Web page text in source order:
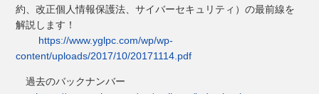
約、改正個人情報保護法、サイバーセキュリティ）の最前線を
解説します！
https://www.yglpc.com/wp/wp-
content/uploads/2017/10/20171114.pdf
過去のバックナンバー